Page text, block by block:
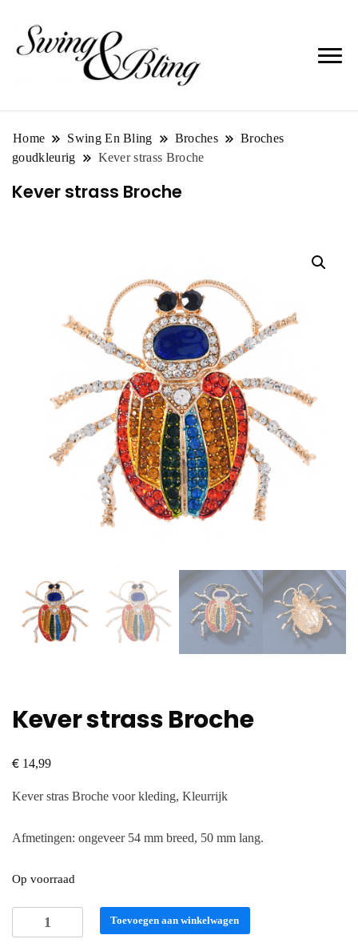
Home Swing En Bling Broches
Broches
goudkleurig
Kever strass Broche
Kever strass Broche
Kever strass Broche
€ 14,99
Kever stras Broche voor kleding, Kleurrijk
Afmetingen: ongeveer 54 mm breed, 50 mm lang.
Op voorraad
strass
Toevoegen aan winkelwagen